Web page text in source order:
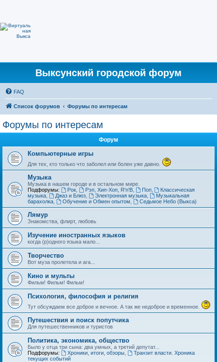
Выксунский городской форум
FAQ
Список форумов Форумы по интересам
Форумы по интересам
Форум
Компьютерные игры
Для тех, кто только что заболел или болен уже давно.
Музыка
Музыка в нашем городе и в остальном мире.
Подфорумы:
Рок, Рэп, Хип-Хоп, R'n'B, Поп,
Классическая
музыка
Джаз и Блюз, Электронная музыка,
Музыкальная
барахолка
Обучение и Обмен опытом Седьмое Небо (Выкса)
Лямур
Знакомства, флирт, любовь
Изучение иностранных языков
когда (р)одного языка мало...
Творчество
Вот муза пролетела и ага...
Кино и мульты
Фильм! Фильм! Фильм!
Психология, философия и религия
Тут обсуждаем все доброе и вечное. А так же недоброе и временное.
Путешествия и поиск попутчика
Для путешественников и туристов
Политика, экономика, общество
Было у отца три сына: два умных, а третий депутат...
Подфорумы:
Хроники, итоги, обзоры,
Транзит власти. Хроника
текущих событий